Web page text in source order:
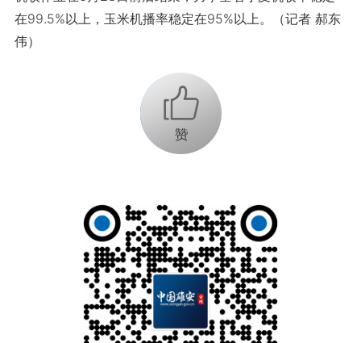
在99.5%以上，玉米机播率稳定在95%以上。（记者 郝东
伟）
+1